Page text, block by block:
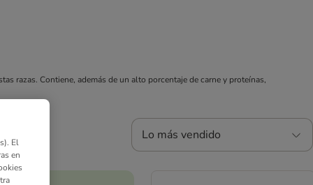
razas. Contiene, además de un alto porcentaje de carne y proteínas,
Lo más vendido
El
en